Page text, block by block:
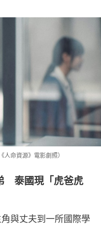
命資源》電影劇照）
泰國現「虎爸虎
與丈夫到一所國際學